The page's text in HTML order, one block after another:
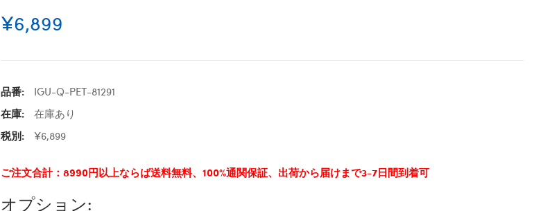
¥6,899
品番:
IGU-Q-PET-81291
在庫:
在庫あり
税別:
¥6,899
ご注文合計：8990円以上ならば送料無料、100%通関保証、出荷から届けまで3-7日間到着可
オプション: